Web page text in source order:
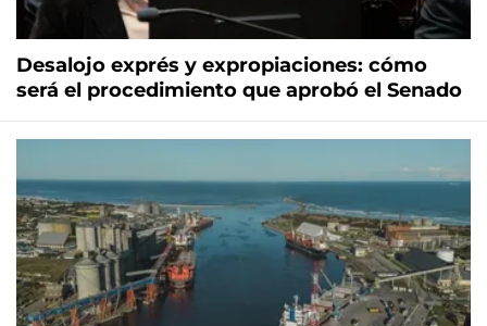
Desalojo exprés y expropiaciones: cómo
será el procedimiento que aprobó el Senado